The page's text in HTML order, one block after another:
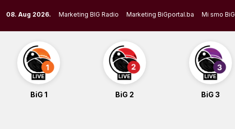
to
content
08. Aug 2026. Marketing BIG Radio Marketing BiGportal.ba Mi smo BiG
BiG 1 BiG 2 BiG 3